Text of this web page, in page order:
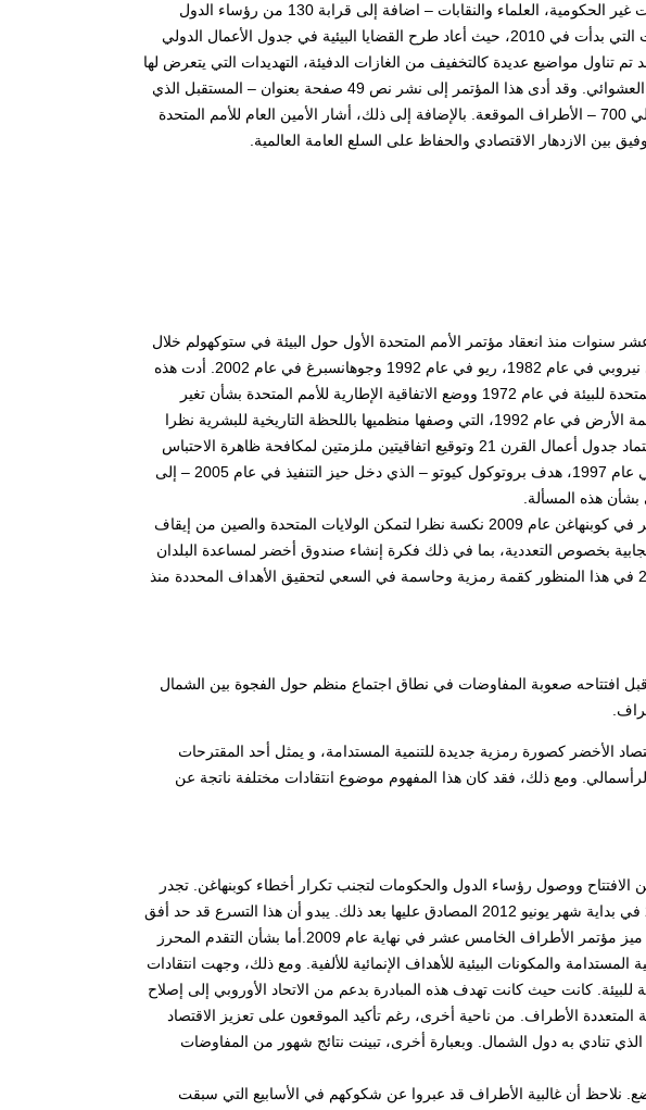
المزارعين، السكان الأصليين، المجتمعات المحلية، المنظمات غير الحكومية، العلماء والنقابات – اضافة إلى قرابة 130 من رؤساء الدول
والحكومات . توج هذا الاجتماع مرحلة طويلة من المفاوضات التي بدأت في 2010، حيث أعاد طرح القضايا البيئية في جدول الأعمال الدولي
تناول مواضيع عديدة كالتخفيف من الغازات الدفيئة، التهديدات التي يتعرض لها
التنوع البيولوجي إضافة إلى إزالة الغابات والتوسع الحضري العشوائي. وقد أدى هذا المؤتمر إلى نشر نص 49 صفحة بعنوان – المستقبل الذي
نريد – توضح فيه 283 نقطة وجهات النظر والتزامات – حوالي 700 – الأطراف الموقعة. بالإضافة إلى ذلك، أشار الأمين العام للأمم المتحدة
بين الازدهار الاقتصادي والحفاظ على السلع العامة العالمية.
سنوات منذ انعقاد مؤتمر الأمم المتحدة الأول حول البيئة في ستوكهولم خلال
فترة 05-16 يونيو 1972. تواصلت هذه العملية المعيارية في نيروبي في عام 1982، ريو في عام 1992 وجوهانسبرغ في عام 2002. أدت هذه
الاجتماعات المتسمة بتباين النتائج إلى إنشاء برنامج الأمم المتحدة للبيئة في عام 1972 ووضع الاتفاقية الإطارية للأمم المتحدة بشأن تغير
المناخ عشرين عاما بعد ذلك. نذكر في هذا الصدد إنجازات قمة الأرض في عام 1992، التي وصفها منظميها باللحظة التاريخية للبشرية نظرا
لدورها في التوعية بالأخطار التي تهدد البيئة. يعبر كل من اعتماد جدول أعمال القرن 21 وتوقيع اتفاقيتين ملزمتين لمكافحة ظاهرة الاحتباس
الحراري والحفاظ على التنوع البيولوجي على هذا التقدم. في عام 1997، هدف بروتوكول كيوتو – الذي دخل حيز التنفيذ في عام 2005 – إلى
بشأن هذه المسألة.
ومع ذلك، مثل الفشل الذريع لمؤتمر الأطراف الخامس عشر في كوبنهاغن عام 2009 نكسة نظرا لتمكن الولايات المتحدة والصين من إيقاف
بخصوص التعددية، بما في ذلك فكرة إنشاء صندوق أخضر لمساعدة البلدان
النامية التي أصبحت أكثر انخراطا. يمكن ادراك قمة ريو +20 في هذا المنظور كقمة رمزية وحاسمة في السعي لتحقيق الأهداف المحددة منذ
قبل افتتاحه صعوبة المفاوضات في نطاق اجتماع منظم حول الفجوة بين الشمال
الأخضر كصورة رمزية جديدة للتنمية المستدامة، و يمثل أحد المقترحات
ومع ذلك، فقد كان هذا المفهوم موضوع انتقادات مختلفة ناتجة عن
الافتتاح ووصول رؤساء الدول والحكومات لتجنب تكرار أخطاء كوبنهاغن. تجدر
الإشارة إلى أن المندوبون لم يوافقوا إلا على ربع الفقر 283 في بداية شهر يونيو 2012 المصادق عليها بعد ذلك. يبدو أن هذا التسرع قد حد أفق
الإمكانيات التي يتيحها الاجتماع بنفس قدر أثر الارتجال الذي ميز مؤتمر الأطراف الخامس عشر في نهاية عام 2009.أما بشأن التقدم المحرز
والمكونات البيئية للأهداف الإنمائية للألفية. ومع ذلك، وجهت انتقادات
كانت حيث كانت تهدف هذه المبادرة بدعم من الاتحاد الأوروبي إلى إصلاح
المتعددة الأطراف. من ناحية أخرى، رغم تأكيد الموقعون على تعزيز الاقتصاد
تنادي به دول الشمال. وبعبارة أخرى، تبينت نتائج شهور من المفاوضات
نلاحظ أن غالبية الأطراف قد عبروا عن شكوكهم في الأسابيع التي سبقت